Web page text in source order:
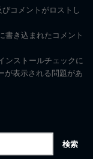
びコメントがロストし
書き込まれたコメント
ンストールチェックに
が表示される問題があ